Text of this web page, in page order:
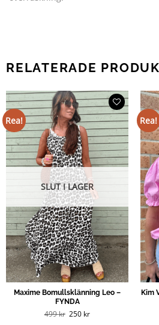
RELATERADE
Rea!
SLUT I LAGER
Maxime Bomullsklänning Leo –
FYNDA
499kr Det
ursprungliga
250 krDet
Rea!
Kim